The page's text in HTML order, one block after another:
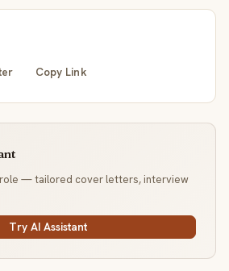
Copy Link
role — tailored cover letters, interview
Try AI Assistant